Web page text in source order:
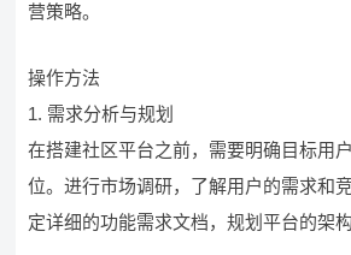
营策略。
操作方法
1. 需求分析与规划
在搭建社区平台之前，需要明确目标用
位。进行市场调研，了解用户的需求和
定详细的功能需求文档，规划平台的架构